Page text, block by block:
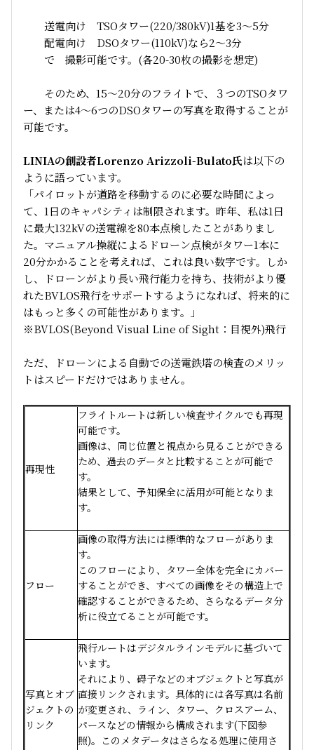
送電向け TSOタワー(220/380kV)1基を3～5分
配電向け DSOタワー(110kV)なら2～3分
で 撮影可能です。(各20-30枚の撮影を想定)
そのため、15～20分のフライトで、３つのTSOタワ
ー、または4～6つのDSOタワーの写真を取得することが
可能です。
LINIAの創設者Lorenzo Arizzoli-Bulato氏は以下の
ように語っています。
「パイロットが道路を移動するのに必要な時間によっ
て、1日のキャパシティは制限されます。昨年、私は1日
に最大132kVの送電線を80本点検したことがありまし
た。マニュアル操縦によるドローン点検がタワー1本に
20分かかることを考えれば、これは良い数字です。しか
し、ドローンがより長い飛行能力を持ち、技術がより優
れたBVLOS飛行をサポートするようになれば、将来的に
はもっと多くの可能性があります。」
※BVLOS(Beyond Visual Line of Sight：目視外)飛行
ただ、ドローンによる自動での送電鉄塔の検査のメリッ
トはスピードだけではありません。
再現性
フライトルートは新しい検査サイクルでも再現
可能です。
画像は、同じ位置と視点から見ることができる
ため、過去のデータと比較することが可能で
す。
結果として、予知保全に活用が可能となりま
す。
フロー
画像の取得方法には標準的なフローがありま
す。
このフローにより、タワー全体を完全にカバー
することができ、すべての画像をその構造上で
確認することができるため、さらなるデータ分
析に役立てることが可能です。
写真とオブ
ジェクトの
リンク
飛行ルートはデジタルラインモデルに基づいて
います。
それにより、碍子などのオブジェクトと写真が
直接リンクされます。具体的には各写真は名前
が変更され、ライン、タワー、クロスアーム、
パースなどの情報から構成されます(下図参
照)。このメタデータはさらなる処理に使用さ